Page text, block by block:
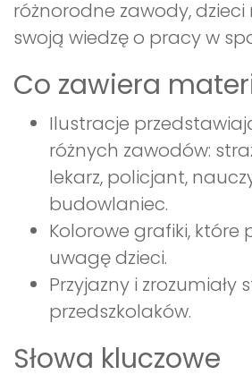
różnorodne zawody,
swoją wiedzę o pracy w
Co zawiera
Ilustracje
różnych zawodów:
lekarz, policjant,
budowlaniec.
Kolorowe grafiki, które
uwagę dzieci.
Przyjazny i zrozumiały
przedszkolaków.
Słowa kluczowe